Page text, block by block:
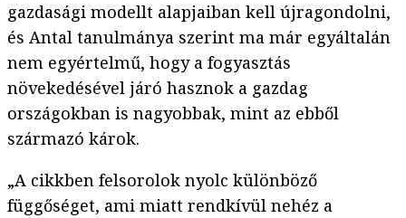
gazdasági modellt alapjaiban kell újragondolni,
és Antal tanulmánya szerint ma már egyáltalán
nem egyértelmű, hogy a fogyasztás
növekedésével járó hasznok a gazdag
országokban is nagyobbak, mint az ebből
származó károk.
„A cikkben felsorolok nyolc különböző
függőséget, ami miatt rendkívül nehéz a